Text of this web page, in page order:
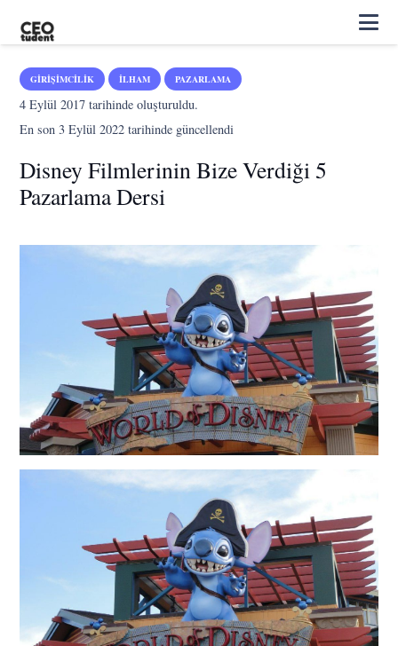
GIRIŞIMCILIK İLHAM PAZARLAMA
4 Eylül 2017 tarihinde oluşturuldu.
En son3 Eylül 2022 tarihinde güncellendi
Disney Filmlerinin Bize Verdiği 5
Pazarlama Dersi